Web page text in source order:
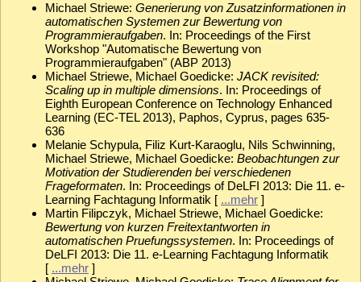
Michael Striewe: Generierung von Zusatzinformationen in
automatischen Systemen zur Bewertung von
Programmieraufgaben. In: Proceedings of the First
Workshop "Automatische Bewertung von
Programmieraufgaben" (ABP 2013)
Michael Striewe, Michael Goedicke: JACK revisited:
Scaling up in multiple dimensions. In: Proceedings of
Eighth European Conference on Technology Enhanced
Learning (EC-TEL 2013), Paphos, Cyprus, pages 635-
636
Melanie Schypula, Filiz Kurt-Karaoglu, Nils Schwinning,
Michael Striewe, Michael Goedicke: Beobachtungen zur
Motivation der Studierenden bei verschiedenen
Frageformaten. In: Proceedings of DeLFI 2013: Die 11. e-
Learning Fachtagung Informatik [ ...mehr ]
Martin Filipczyk, Michael Striewe, Michael Goedicke:
Bewertung von kurzen Freitextantworten in
automatischen Pruefungssystemen. In: Proceedings of
DeLFI 2013: Die 11. e-Learning Fachtagung Informatik
[ ...mehr ]